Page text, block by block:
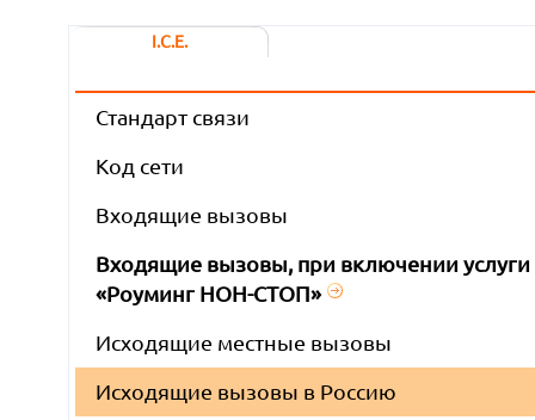
I.C.E.
Стандарт связи
Код сети
Входящие вызовы
Входящие вызовы, при включении услуги
«Роуминг НОН-СТОП»
Исходящие местные вызовы
Исходящие вызовы в Россию